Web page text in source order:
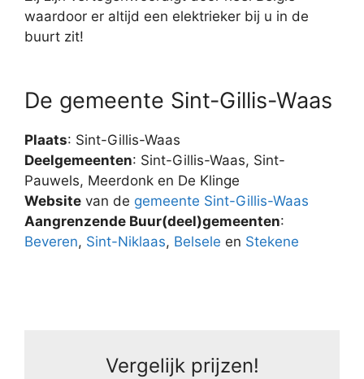
waardoor er altijd een elektrieker bij u in de
buurt zit!
De gemeente Sint-Gillis-Waas
Plaats: Sint-Gillis-Waas
Deelgemeenten: Sint-Gillis-Waas, Sint-
Pauwels, Meerdonk en De Klinge
Website van de gemeente Sint-Gillis-Waas
Aangrenzende Buur(deel)gemeenten:
Beveren, Sint-Niklaas, Belsele en Stekene
Vergelijk prijzen!